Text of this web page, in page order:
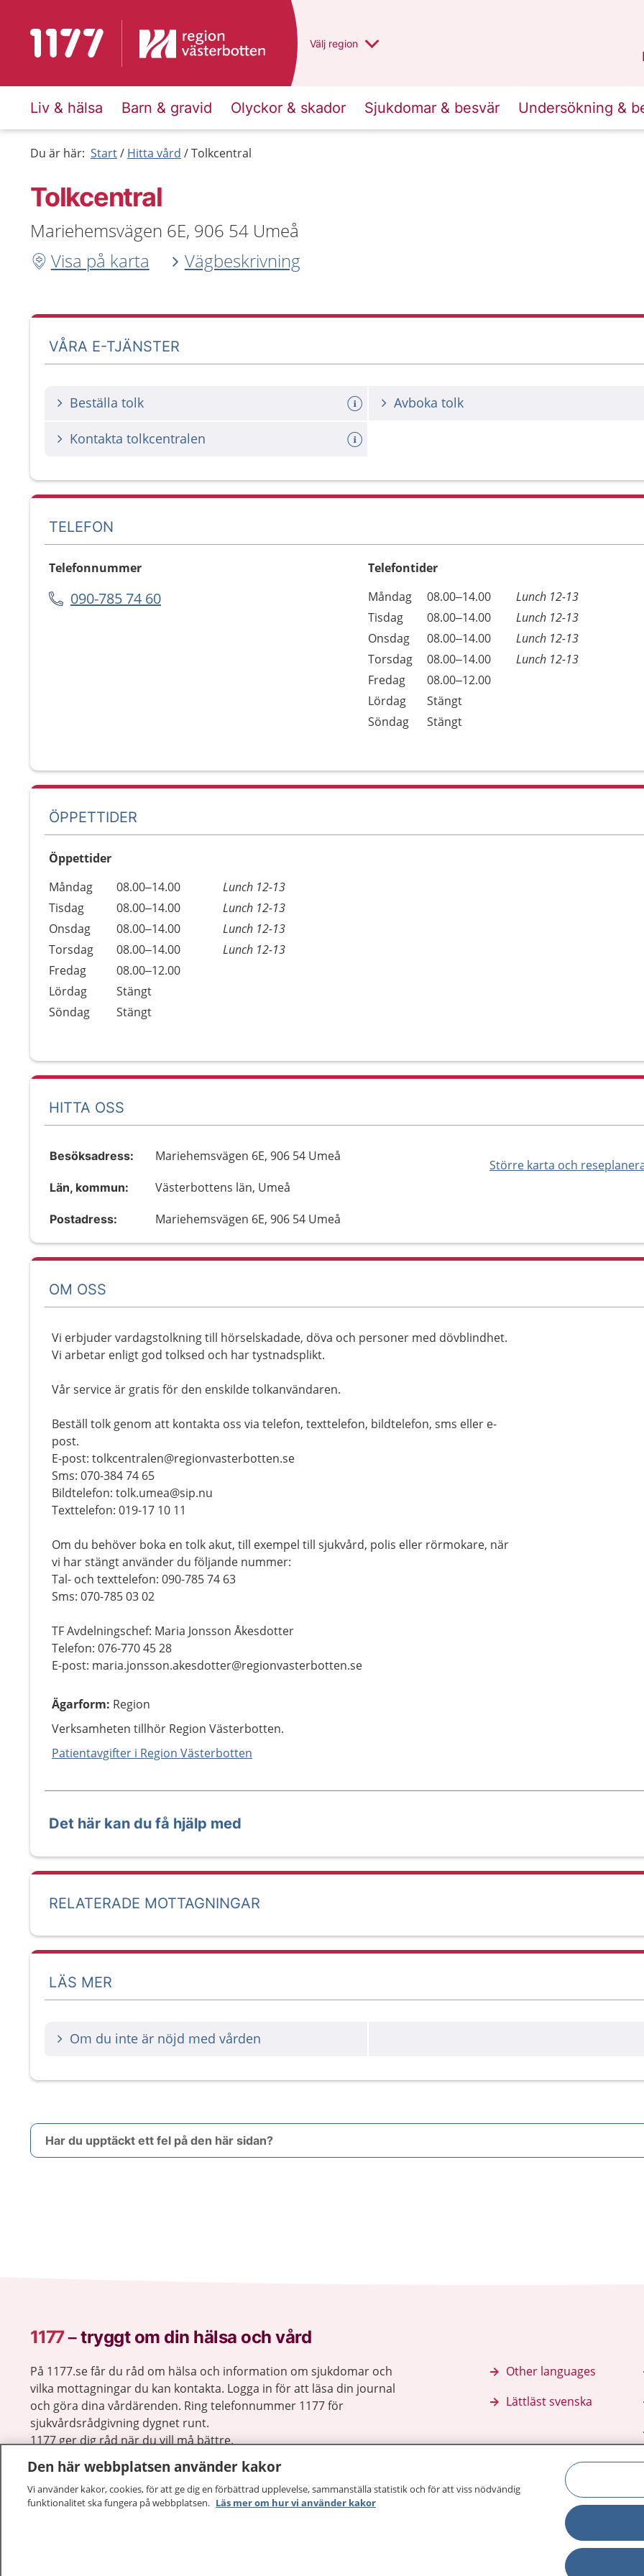
Till startsidan för 1177 Du har valt region
Välj en annan
region
Liv & hälsa Barn & gravid Olyckor & skador Sjukdomar & besvär Undersökning &
Du är här: Start Hitta vård Tolkcentral
Tolkcentral
Mariehemsvägen 6E, 906 54 Umeå
Visa på karta
Vägbeskrivning
VÅRA E-TJÄNSTER
Beställa tolk Avboka tolk
Kontakta tolkcentralen
TELEFON
Telefonnummer
090-785 74 60
Telefontider
Dag
Öppettider
Kommentarer
Måndag 08.00–14.00
Lunch 12-13
Tisdag
08.00–14.00
Lunch 12-13
Onsdag
08.00–14.00
Lunch 12-13
Torsdag
08.00–14.00
Lunch 12-13
Fredag
08.00–12.00
Lördag
Stängt
Söndag
Stängt
ÖPPETTIDER
Öppettider
Dag
Öppettider
Kommentarer
Måndag 08.00–14.00
Lunch 12-13
Tisdag
08.00–14.00
Lunch 12-13
Onsdag
08.00–14.00
Lunch 12-13
Torsdag
08.00–14.00
Lunch 12-13
Fredag
08.00–12.00
Lördag
Stängt
Söndag
Stängt
HITTA OSS
Större karta och
Besöksadress: Mariehemsvägen 6E, 906 54 Umeå
Län, kommun: Västerbottens län, Umeå
Postadress: Mariehemsvägen 6E, 906 54 Umeå
OM OSS
Vi erbjuder vardagstolkning till hörselskadade, döva och personer med dövblindhet.
Vi arbetar enligt god tolksed och har tystnadsplikt.
Vår service är gratis för den enskilde tolkanvändaren.
Beställ tolk genom att kontakta oss via telefon, texttelefon, bildtelefon, sms eller e-
post.
E-post: tolkcentralen@regionvasterbotten.se
Sms: 070-384 74 65
Bildtelefon: tolk.umea@sip.nu
Texttelefon: 019-17 10 11
Om du behöver boka en tolk akut, till exempel till sjukvård, polis eller rörmokare, när
vi har stängt använder du följande nummer:
Tal- och texttelefon: 090-785 74 63
Sms: 070-785 03 02
TF Avdelningschef: Maria Jonsson Åkesdotter
Telefon: 076-770 45 28
E-post: maria.jonsson.akesdotter@regionvasterbotten.se
Ägarform: Region
Verksamheten tillhör Region Västerbotten.
Patientavgifter i Region Västerbotten
Det här kan du få hjälp med
RELATERADE MOTTAGNINGAR
LÄS MER
Om du inte är nöjd med vården
Har du upptäckt ett fel på den här sidan?
1177–tryggt om din hälsa och vård
På 1177.se får du råd om hälsa och information om sjukdomar och
vilka mottagningar du kan kontakta. Logga in för att läsa din journal
och göra dina vårdärenden. Ring telefonnummer 1177 för
sjukvårdsrådgivning dygnet runt.
1177 ger dig råd när du vill må bättre.
Other languages
Lättläst svenska
Den här webbplatsen använder kakor
Vi använder kakor, cookies, för att ge dig en förbättrad upplevelse, sammanställa statistik och för att viss nödvändig
funktionalitet ska fungera på webbplatsen. Läs mer om hur vi använder kakor